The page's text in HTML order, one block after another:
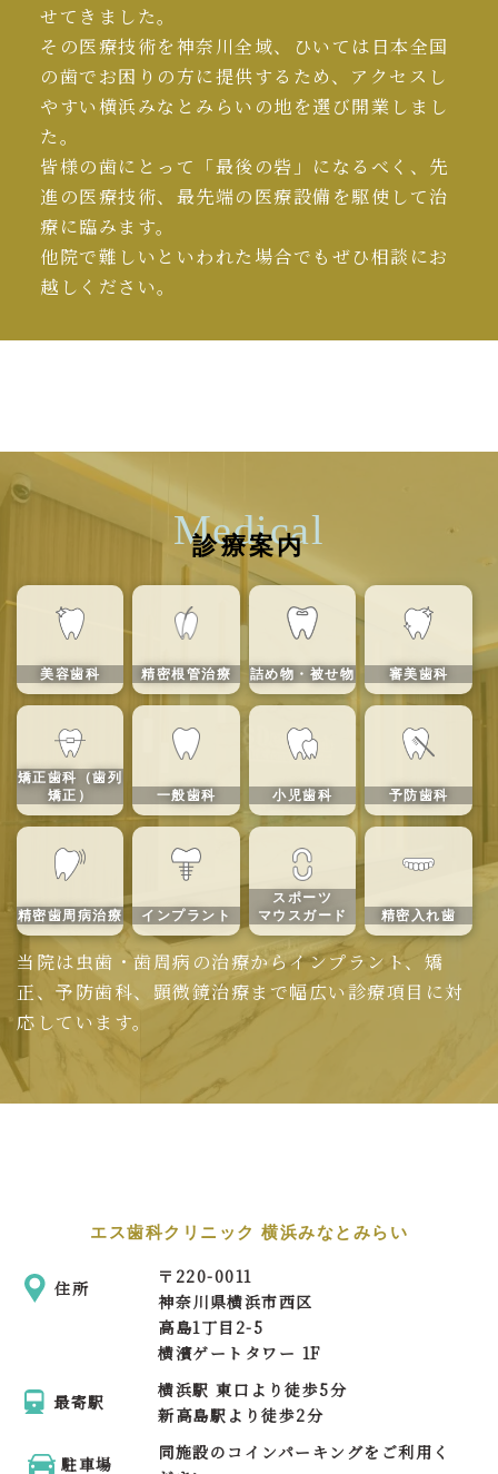
せてきました。
その医療技術を神奈川全域、ひいては日本全国
の歯でお困りの方に提供するため、アクセスし
やすい横浜みなとみらいの地を選び開業しまし
た。
皆様の歯にとって「最後の砦」になるべく、先
進の医療技術、最先端の医療設備を駆使して治
療に臨みます。
他院で難しいといわれた場合でもぜひ相談にお
越しください。
診療案内
Medical
当院は虫歯・歯周病の治療からインプラント、矯
正、予防歯科、顕微鏡治療まで幅広い診療項目に対
応しています。
美容歯科 精密根管治療 詰め物・被せ物 審美歯科
矯正歯科（歯列
矯正）
一般歯科 小児歯科 予防歯科
精密歯周病治療 インプラント
スポーツ
マウスガード
精密入れ歯
エス歯科クリニック 横浜みなとみらい
住所
〒 220-0011
神奈川県横浜市西区
高島1丁目2-5
横濱ゲートタワー 1F
最寄駅
横浜駅 東口より徒歩5分
新高島駅より徒歩2分
駐車場
同施設のコインパーキングをご利用く